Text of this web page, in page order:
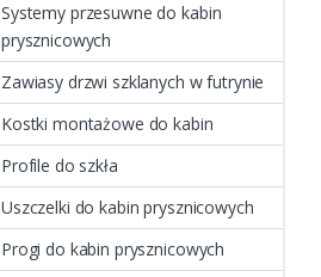
Systemy przesuwne do kabin
prysznicowych
Zawiasy drzwi szklanych w futrynie
Kostki montażowe do kabin
Profile do szkła
Uszczelki do kabin prysznicowych
Progi do kabin prysznicowych